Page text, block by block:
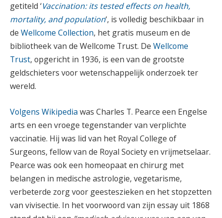
getiteld ‘Vaccination: its tested effects on health,
mortality, and population‘, is volledig beschikbaar in
de Wellcome Collection, het gratis museum en de
bibliotheek van de Wellcome Trust. De Wellcome
Trust, opgericht in 1936, is een van de grootste
geldschieters voor wetenschappelijk onderzoek ter
wereld.
Volgens Wikipedia was Charles T. Pearce een Engelse
arts en een vroege tegenstander van verplichte
vaccinatie. Hij was lid van het Royal College of
Surgeons, fellow van de Royal Society en vrijmetselaar.
Pearce was ook een homeopaat en chirurg met
belangen in medische astrologie, vegetarisme,
verbeterde zorg voor geesteszieken en het stopzetten
van vivisectie. In het voorwoord van zijn essay uit 1868